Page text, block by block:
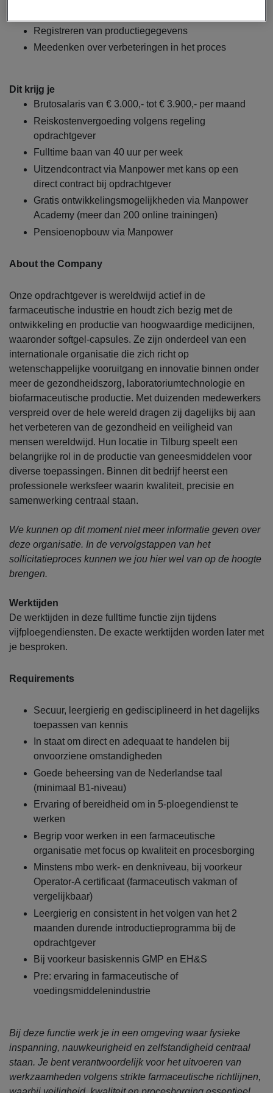
Registreren van productiegegevens
Meedenken over verbeteringen in het proces
Dit krijg je
Brutosalaris van € 3.000,- tot € 3.900,- per maand
Reiskostenvergoeding volgens regeling
opdrachtgever
Fulltime baan van 40 uur per week
Uitzendcontract via Manpower met kans op een
direct contract bij opdrachtgever
Gratis ontwikkelingsmogelijkheden via Manpower
Academy (meer dan 200 online trainingen)
Pensioenopbouw via Manpower
About the Company
Onze opdrachtgever is wereldwijd actief in de
farmaceutische industrie en houdt zich bezig met de
ontwikkeling en productie van hoogwaardige medicijnen,
waaronder softgel-capsules. Ze zijn onderdeel van een
internationale organisatie die zich richt op
wetenschappelijke vooruitgang en innovatie binnen onder
meer de gezondheidszorg, laboratoriumtechnologie en
biofarmaceutische productie. Met duizenden medewerkers
verspreid over de hele wereld dragen zij dagelijks bij aan
het verbeteren van de gezondheid en veiligheid van
mensen wereldwijd. Hun locatie in Tilburg speelt een
belangrijke rol in de productie van geneesmiddelen voor
diverse toepassingen. Binnen dit bedrijf heerst een
professionele werksfeer waarin kwaliteit, precisie en
samenwerking centraal staan.
We kunnen op dit moment niet meer informatie geven over
deze organisatie. In de vervolgstappen van het
sollicitatieproces kunnen we jou hier wel van op de hoogte
brengen.
Werktijden
De werktijden in deze fulltime functie zijn tijdens
vijfploegendiensten. De exacte werktijden worden later met
je besproken.
Requirements
Secuur, leergierig en gedisciplineerd in het dagelijks
toepassen van kennis
In staat om direct en adequaat te handelen bij
onvoorziene omstandigheden
Goede beheersing van de Nederlandse taal
(minimaal B1-niveau)
Ervaring of bereidheid om in 5-ploegendienst te
werken
Begrip voor werken in een farmaceutische
organisatie met focus op kwaliteit en procesborging
Minstens mbo werk- en denkniveau, bij voorkeur
Operator-A certificaat (farmaceutisch vakman of
vergelijkbaar)
Leergierig en consistent in het volgen van het 2
maanden durende introductieprogramma bij de
opdrachtgever
Bij voorkeur basiskennis GMP en EH&S
Pre: ervaring in farmaceutische of
voedingsmiddelenindustrie
Bij deze functie werk je in een omgeving waar fysieke
inspanning, nauwkeurigheid en zelfstandigheid centraal
staan. Je bent verantwoordelijk voor het uitvoeren van
werkzaamheden volgens strikte farmaceutische richtlijnen,